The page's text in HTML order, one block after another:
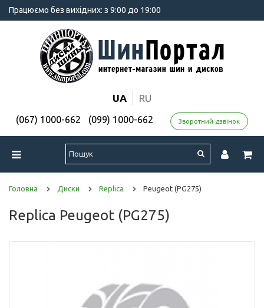
Працюємо без вихідних: з 9:00 до 19:00
UA RU
(067) 1000-662 (099) 1000-662 Зворотний дзвінок
Головна Диски Replica Peugeot (PG275)
Replica Peugeot (PG275)